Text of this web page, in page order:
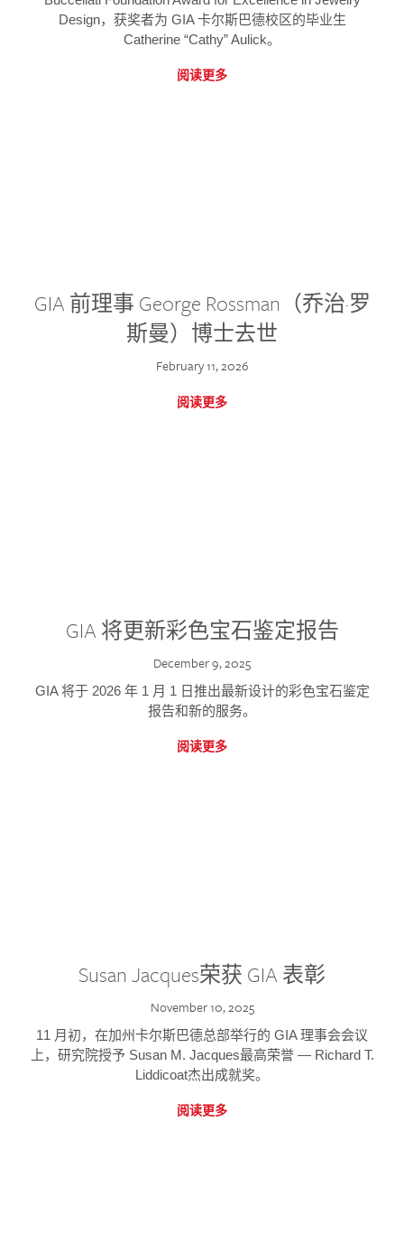
Design，获奖者为 GIA 卡尔斯巴德校区的毕业生
Catherine “Cathy” Aulick。
阅读更多
GIA 前理事 George Rossman（乔治·罗
斯曼）博士去世
February 11, 2026
阅读更多
GIA 将更新彩色宝石鉴定报告
December 9, 2025
GIA 将于 2026 年 1 月 1 日推出最新设计的彩色宝石鉴定
报告和新的服务。
阅读更多
Susan Jacques荣获 GIA 表彰
November 10, 2025
11 月初，在加州卡尔斯巴德总部举行的 GIA 理事会会议
上，研究院授予 Susan M. Jacques最高荣誉 — Richard T.
Liddicoat杰出成就奖。
阅读更多